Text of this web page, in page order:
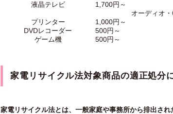
液晶テレビ
1,700円～
オーディオ
プリンター
1,000円～
DVDレコーダー
500円～
ゲーム機
500円～
家電リサイクル法対象商品の適正処分
家電リサイクル法とは、一般家庭や事務所から排出さ